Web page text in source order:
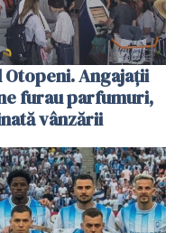
Angajații
furau parfumuri,
vânzării